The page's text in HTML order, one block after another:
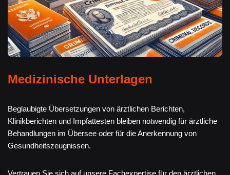
Medizinische Unterlagen
Beglaubigte Übersetzungen von ärztlichen Berichten,
Klinikberichten und Impfattesten bleiben notwendig für ärztliche
Behandlungen im Übersee oder für die Anerkennung von
Gesundheitszeugnissen.